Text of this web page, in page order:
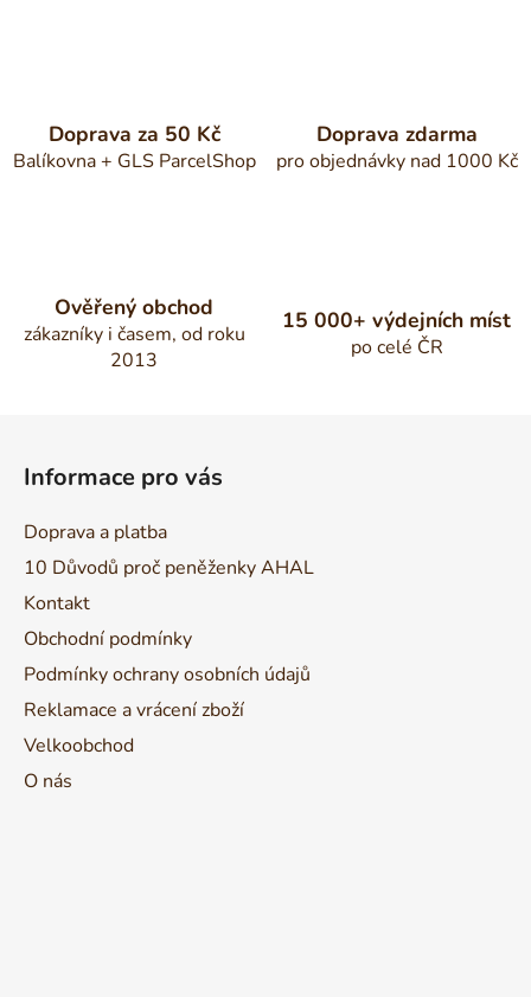
Doprava za 50 Kč
Balíkovna + GLS ParcelShop
Doprava zdarma
pro objednávky nad 1000 Kč
Ověřený obchod
zákazníky i časem, od roku
2013
15 000+ výdejních míst
po celé ČR
Informace pro vás
Doprava a platba
10 Důvodů proč peněženky AHAL
Kontakt
Obchodní podmínky
Podmínky ochrany osobních údajů
Reklamace a vrácení zboží
Velkoobchod
O nás